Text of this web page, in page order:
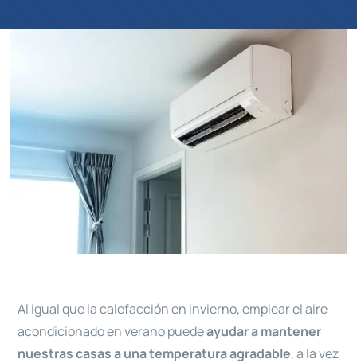
Al igual que la calefacción en invierno, emplear el aire
acondicionado en verano puedeayudar a mantener
nuestras casas a una temperatura agradable, a la vez